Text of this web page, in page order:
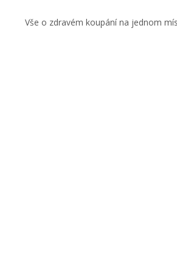
Vše o zdravém koupání na jednom